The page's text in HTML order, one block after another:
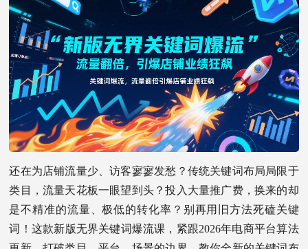
还在为店铺流量少、访客寥寥发愁？传统关键词布局局限于
类目，流量天花板一眼望到头？投入大量推广费，换来的却
是不精准的流量、极低的转化率？别再用旧方法死磕关键
词！这款新版无界关键词爆流课，紧跟2026年电商平台算法